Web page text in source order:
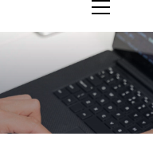
Menu